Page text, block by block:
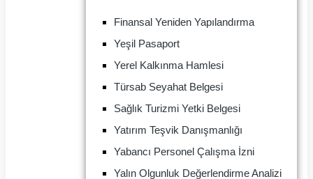
Finansal Yeniden Yapılandırma
Yeşil Pasaport
Yerel Kalkınma Hamlesi
Türsab Seyahat Belgesi
Sağlık Turizmi Yetki Belgesi
Yatırım Teşvik Danışmanlığı
Yabancı Personel Çalışma İzni
Yalın Olgunluk Değerlendirme Analizi